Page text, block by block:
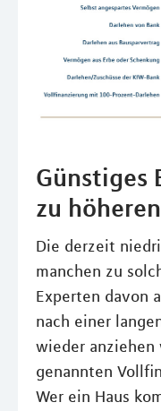
Günstiges
zu
Die derzeit
manchen zu
Experten davon
nach einer
wieder anziehen
genannten
Wer ein Haus